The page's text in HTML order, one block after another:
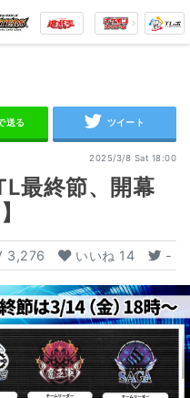
2025/3/8 Sat 18:00
最終節、開幕
3,276 いいね 14 -